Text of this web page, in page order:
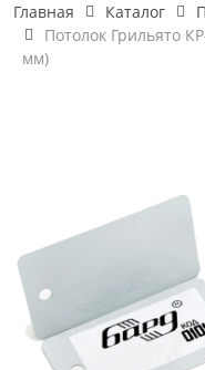
Главная Каталог
Потолок Грильято
мм)